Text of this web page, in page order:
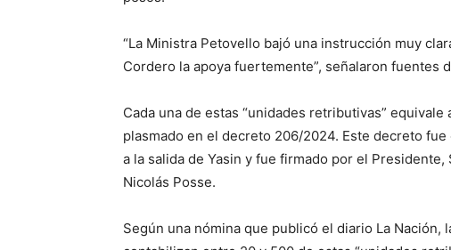
“La Ministra Petovello bajó una instrucción muy
Cordero la apoya fuertemente”, señalaron fuentes
Cada una de estas “unidades retributivas”
plasmado en el decreto 206/2024. Este decreto
a la salida de Yasin y fue firmado por el
Nicolás Posse.
Según una nómina que publicó el diario La Nación,